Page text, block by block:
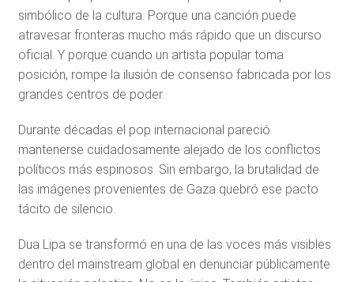
simbólico de la cultura. Porque una canción puede
atravesar fronteras mucho más rápido que un discurso
oficial. Y porque cuando un artista popular toma
posición, rompe la ilusión de consenso fabricada por los
grandes centros de poder.
Durante décadas el pop internacional pareció
mantenerse cuidadosamente alejado de los conflictos
políticos más espinosos. Sin embargo, la brutalidad de
las imágenes provenientes de Gaza quebró ese pacto
tácito de silencio.
Dua Lipa se transformó en una de las voces más visibles
dentro del mainstream global en denunciar públicamente